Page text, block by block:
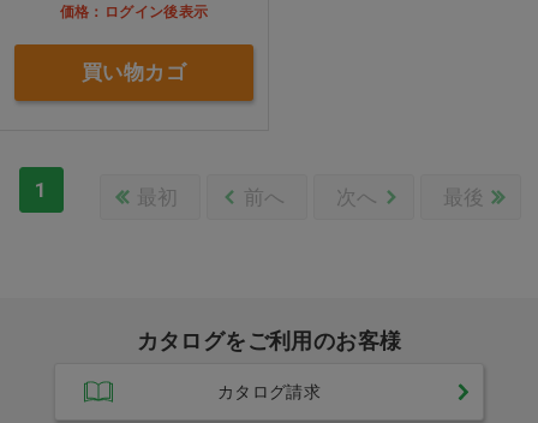
価格：ログイン後表示
買い物カゴ
1 最初 前へ 次へ 最後
カタログをご利用のお客様
カタログ請求